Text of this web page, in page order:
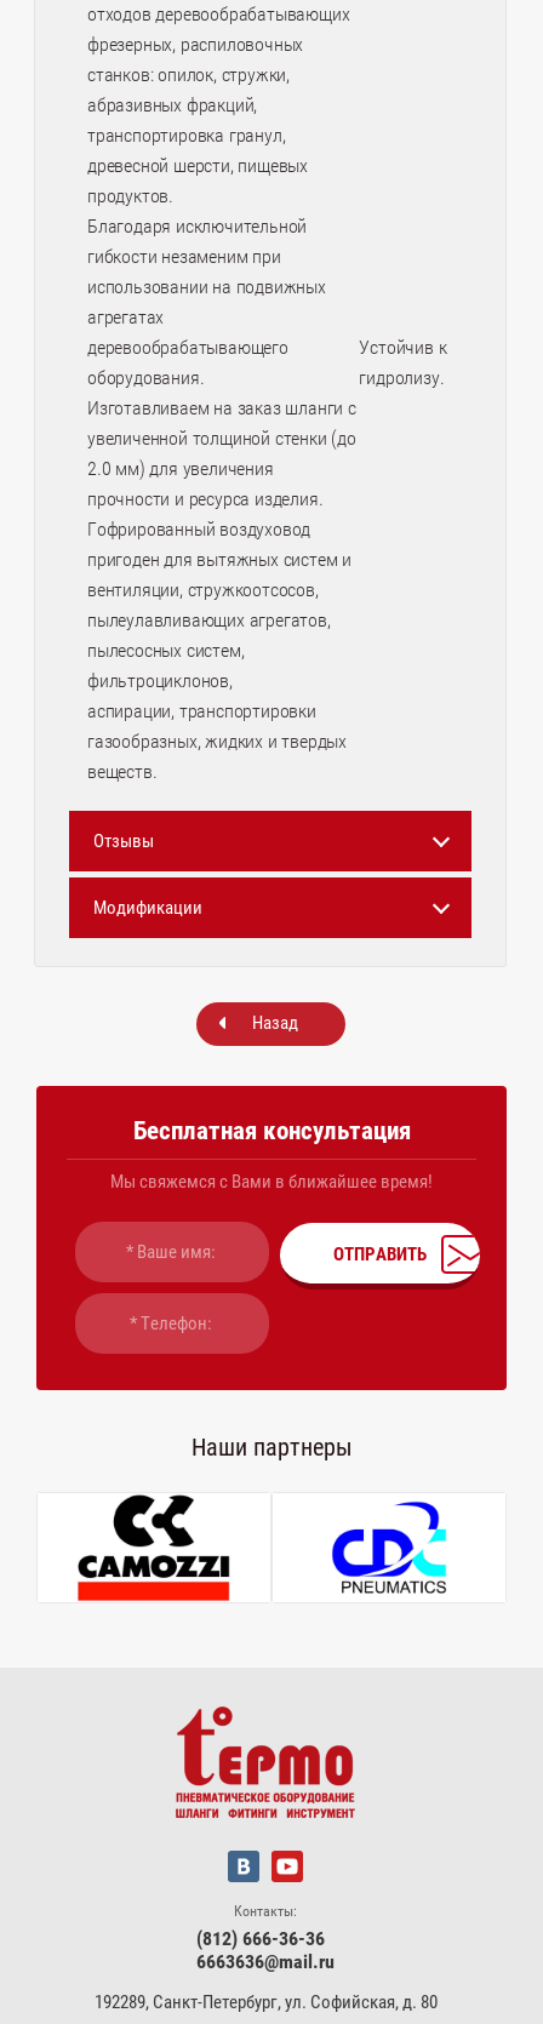
отходов деревообрабатывающих
фрезерных, распиловочных
станков: опилок, стружки,
абразивных фракций,
транспортировка гранул,
древесной шерсти, пищевых
продуктов.
Благодаря исключительной
гибкости незаменим при
использовании на подвижных
агрегатах
деревообрабатывающего
оборудования.
Изготавливаем на заказ шланги с
увеличенной толщиной стенки (до
2.0 мм) для увеличения
прочности и ресурса изделия.
Гофрированный воздуховод
пригоден для вытяжных систем и
вентиляции, стружкоотсосов,
пылеулавливающих агрегатов,
пылесосных систем,
фильтроциклонов,
аспирации, транспортировки
газообразных, жидких и твердых
веществ.
Устойчив к
гидролизу.
Отзывы
Модификации
Назад
Бесплатная консультация
Мы свяжемся с Вами в ближайшее время!
ОТПРАВИТЬ
Наши партнеры
Контакты:
(812) 666-36-36
6663636@mail.ru
192289, Санкт-Петербург, ул. Софийская, д. 80